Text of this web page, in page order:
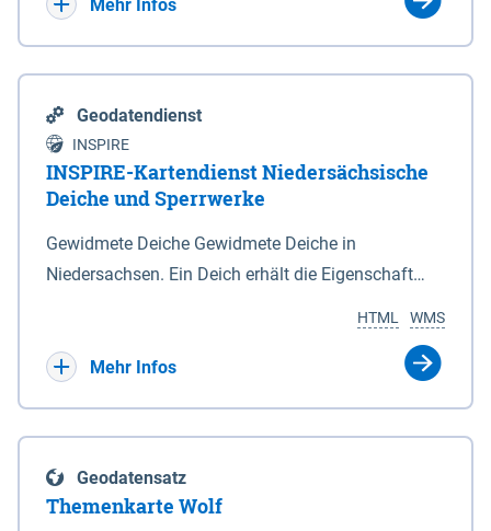
Mehr Infos
Geodatendienst
INSPIRE
INSPIRE-Kartendienst Niedersächsische
Deiche und Sperrwerke
Gewidmete Deiche Gewidmete Deiche in
Niedersachsen. Ein Deich erhält die Eigenschaft
Deichbehörde durch Verordnung ausspricht. Für
enthalten. Sperrwerke Sperrwerke sind Bauwerke
mit Sperrvorrichtungen in Tidegewässern, die dem
WMS
HTML
Mehr Infos
Geodatensatz
Themenkarte Wolf